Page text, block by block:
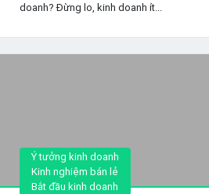
doanh? Đừng lo, kinh doanh ít...
Ý tưởng kinh doanh
Kinh nghiệm bán lẻ
Bắt đầu kinh doanh